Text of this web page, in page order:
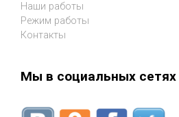
Наши работы
Режим работы
Контакты
Мы в социальных сетях